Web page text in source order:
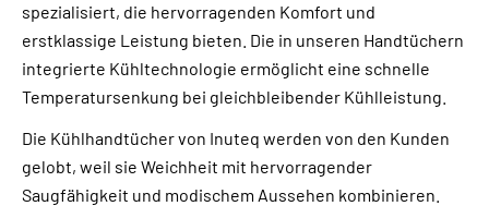
spezialisiert, die hervorragenden Komfort und
erstklassige Leistung bieten. Die in unseren Handtüchern
integrierte Kühltechnologie ermöglicht eine schnelle
Temperatursenkung bei gleichbleibender Kühlleistung.
Die Kühlhandtücher von Inuteq werden von den Kunden
gelobt, weil sie Weichheit mit hervorragender
Saugfähigkeit und modischem Aussehen kombinieren.